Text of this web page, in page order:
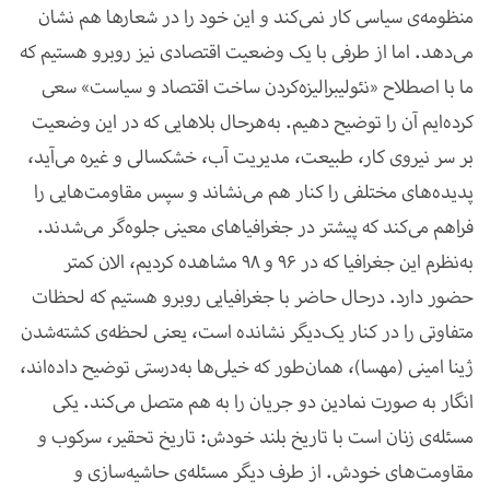
منظومه‌ی سیاسی کار نمی‌کند و این خود را در شعارها هم نشان
می‌دهد. اما از طرفی با یک وضعیت اقتصادی نیز روبرو هستیم که
ما با اصطلاح «نئولیبرالیزه‌کردن ساخت اقتصاد و سیاست» سعی
کرده‌‌ایم آن را توضیح دهیم. به‌هرحال بلاهایی که در این وضعیت
بر سر نیروی کار، طبیعت، مدیریت آب، خشکسالی و غیره می‌آید،
پدیده‌های مختلفی را کنار هم می‌نشاند و سپس مقاومت‌هایی را
فراهم می‌کند که پیشتر در جغرافیاهای معینی جلوه‌گر می‌شدند.
به‌نظرم این جغرافیا که در 96 و 98 مشاهده کردیم، الان کمتر
حضور دارد. درحال حاضر با جغرافیایی روبرو هستیم که لحظات
متفاوتی را در کنار یک‌دیگر نشانده است، یعنی لحظه‌ی کشته‌شدن
ژینا امینی (مهسا)، همان‌طور که خیلی‌ها به‌درستی توضیح داده‌اند،
انگار به صورت نمادین دو جریان را به هم متصل می‌کند. یکی
مسئله‌ی زنان است با تاریخ بلند خودش: تاریخ تحقیر، سرکوب و
مقاومت‌های خودش. از طرف دیگر مسئله‌ی حاشیه‌سازی و